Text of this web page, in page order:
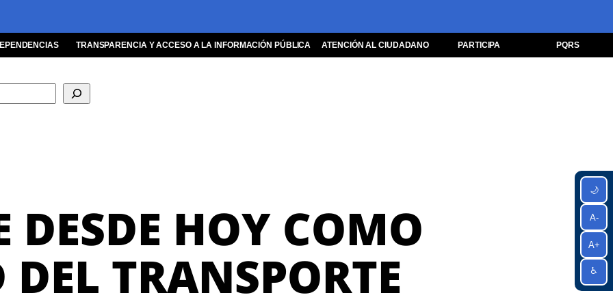
🌙
A-
A+
♿
TRANSPARENCIA Y ACCESO A LA INFORMACIÓN PÚBLICA ATENCIÓN AL CIUDADANO PARTICIPA PQRS
HOY COMO
TRANSPORTE